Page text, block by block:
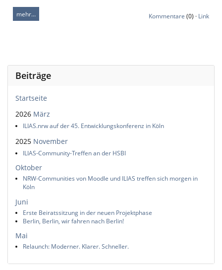
mehr… Kommentare (0) · Link
Beiträge
Startseite
2026 März
ILIAS.nrw auf der 45. Entwicklungskonferenz in Köln
2025 November
ILIAS-Community-Treffen an der HSBI
Oktober
NRW-Communities von Moodle und ILIAS treffen sich morgen in
Köln
Juni
Erste Beiratssitzung in der neuen Projektphase
Berlin, Berlin, wir fahren nach Berlin!
Mai
Relaunch: Moderner. Klarer. Schneller.